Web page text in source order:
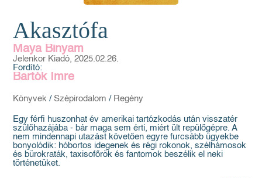
Akasztófa
Maya Binyam
Jelenkor Kiadó, 2025.02.26.
Fordító:
Bartók Imre
Könyvek / Szépirodalom / Regény
Egy férfi huszonhat év amerikai tartózkodás után visszatér
szülőhazájába - bár maga sem érti, miért ült repülőgépre. A
nem mindennapi utazást követően egyre furcsább ügyekbe
bonyolódik: hóbortos idegenek és régi rokonok, szélhámosok
és bürokraták, taxisofőrök és fantomok beszélik el neki
történetüket.